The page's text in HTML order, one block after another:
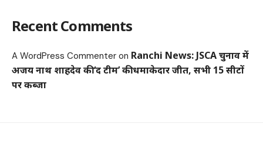
Recent Comments
A WordPress Commenter on Ranchi News: JSCA चुनाव में
अजय नाथ शाहदेव की ‘द टीम’ की धमाकेदार जीत, सभी 15 सीटों
पर कब्जा